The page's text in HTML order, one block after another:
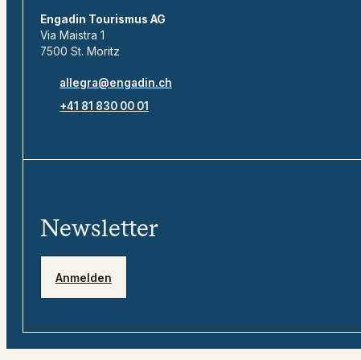
Engadin Tourismus AG
Via Maistra 1
7500 St. Moritz
allegra@engadin.ch
+41 81 830 00 01
Newsletter
Anmelden